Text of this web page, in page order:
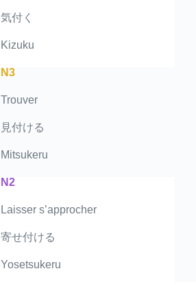
気付く
Kizuku
N3
Trouver
見付ける
Mitsukeru
N2
Laisser s’approcher
寄せ付ける
Yosetsukeru